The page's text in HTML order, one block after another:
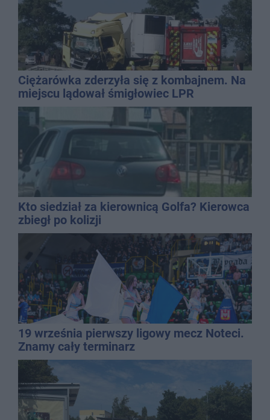
Ciężarówka zderzyła się z kombajnem. Na
miejscu lądował śmigłowiec LPR
Kto siedział za kierownicą Golfa? Kierowca
zbiegł po kolizji
19 września pierwszy ligowy mecz Noteci.
Znamy cały terminarz